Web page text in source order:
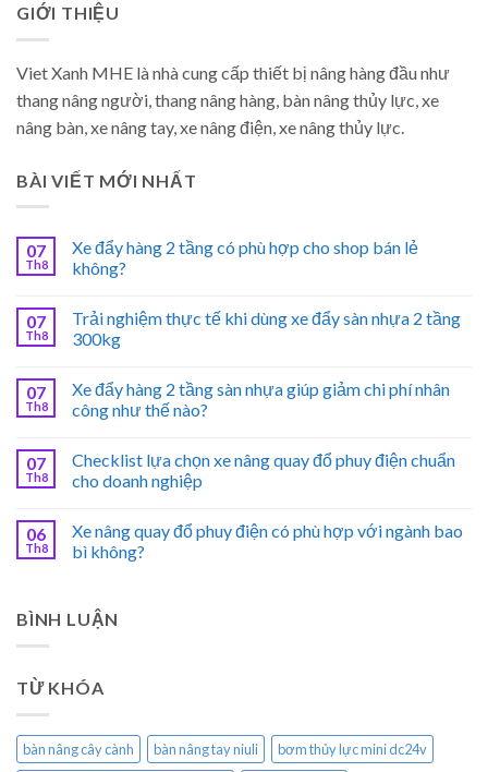
GIỚI THIỆU
Viet Xanh MHE là nhà cung cấp thiết bị nâng hàng đầu như
thang nâng người, thang nâng hàng, bàn nâng thủy lực, xe
nâng bàn, xe nâng tay, xe nâng điện, xe nâng thủy lực.
BÀI VIẾT MỚI NHẤT
07
Th8
Xe đẩy hàng 2 tầng có phù hợp cho shop bán lẻ
không?
07
Th8
Trải nghiệm thực tế khi dùng xe đẩy sàn nhựa 2 tầng
300kg
07
Th8
Xe đẩy hàng 2 tầng sàn nhựa giúp giảm chi phí nhân
công như thế nào?
07
Th8
Checklist lựa chọn xe nâng quay đổ phuy điện chuẩn
cho doanh nghiệp
06
Th8
Xe nâng quay đổ phuy điện có phù hợp với ngành bao
bì không?
BÌNH LUẬN
TỪ KHÓA
bàn nâng cây cành bàn nâng tay niuli
bơm thủy lực mini dc24v